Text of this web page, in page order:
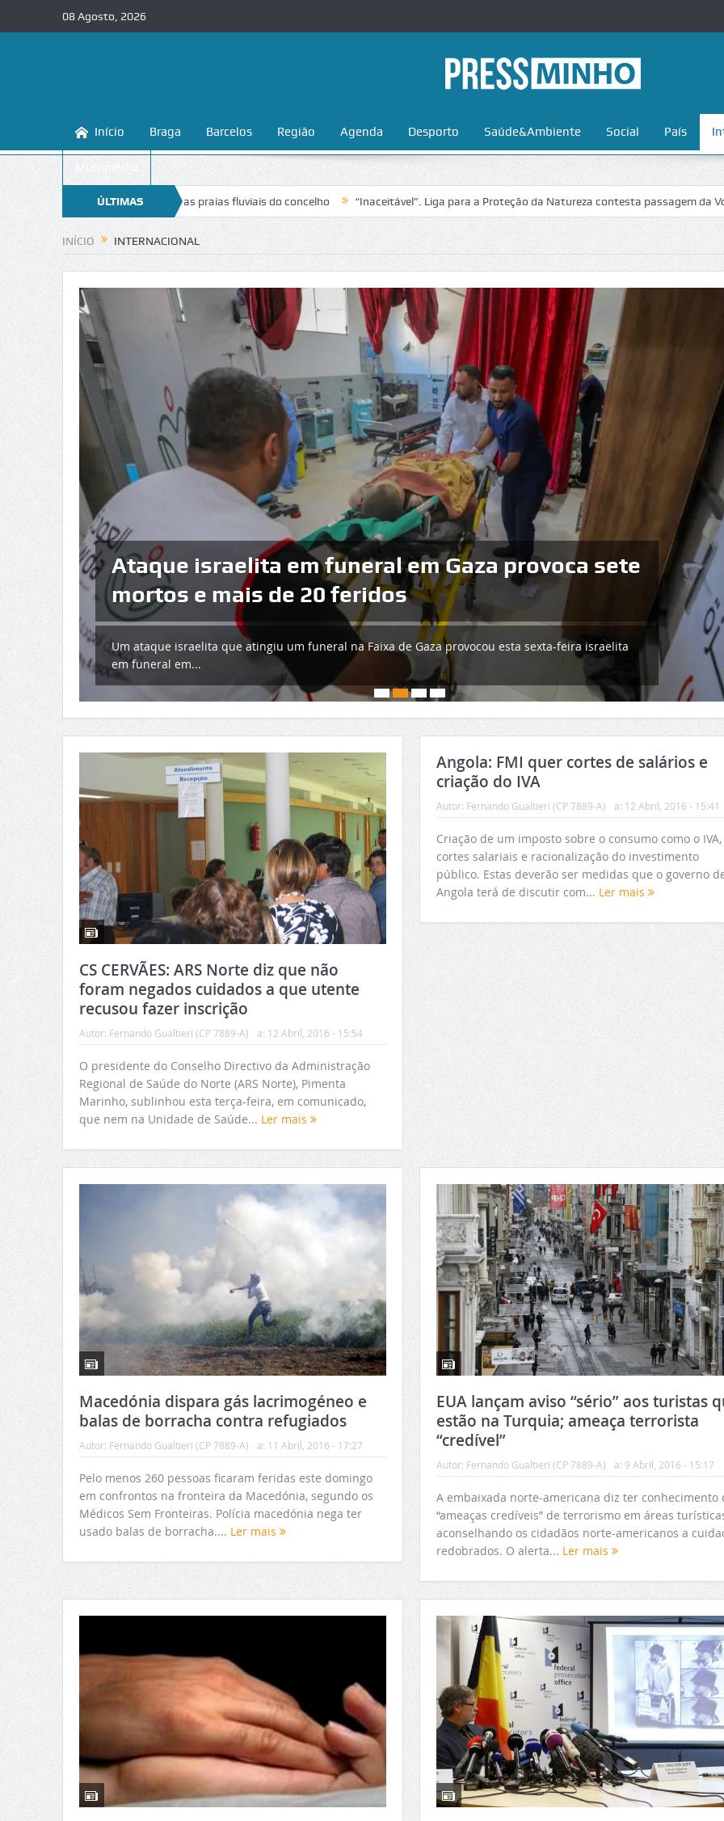
08 Agosto, 2026
Início Braga Barcelos Região Agenda Desporto Saúde&Ambiente Social País
Multimédia
ÚLTIMAS
NOTÍCIAS
e proteger as praias fluviais do concelho “Inaceitável”. Liga para a Proteção da Natureza contesta passagem da Volta a Portugal no
INÍCIO INTERNACIONAL
EUA realizam nova vaga de ataques contra Irão
Os Estados Unidos começaram esta quarta-feira de manhã uma nova vaga de ataques contra o
Irão. O anúncio foi f...
CS CERVÃES: ARS Norte diz que não
foram negados cuidados a que utente
recusou fazer inscrição
Autor: Fernando Gualtieri (CP 7889-A) a: 12 Abril, 2016 - 15:54
O presidente do Conselho Directivo da Administração
Regional de Saúde do Norte (ARS Norte), Pimenta
Marinho, sublinhou esta terça-feira, em comunicado,
que nem na Unidade de Saúde... Ler mais
Angola: FMI quer cortes de salários e
criação do IVA
Autor: Fernando Gualtieri (CP 7889-A) a: 12 Abril, 2016 - 15:41
Criação de um imposto sobre o consumo como o IVA,
cortes salariais e racionalização do investimento
público. Estas deverão ser medidas que o governo
Angola terá de discutir com... Ler mais
Macedónia dispara gás lacrimogéneo e
balas de borracha contra refugiados
Autor: Fernando Gualtieri (CP 7889-A) a: 11 Abril, 2016 - 17:27
Pelo menos 260 pessoas ficaram feridas este domingo
em confrontos na fronteira da Macedónia, segundo os
Médicos Sem Fronteiras. Polícia macedónia nega ter
usado balas de borracha.... Ler mais
EUA lançam aviso “sério” aos turistas
estão na Turquia; ameaça terrorista
“credível”
Autor: Fernando Gualtieri (CP 7889-A) a: 9 Abril, 2016 - 15:17
A embaixada norte-americana diz ter conhecimento
“ameaças credíveis” de terrorismo em áreas
aconselhando os cidadãos norte-americanos a
redobrados. O alerta... Ler mais